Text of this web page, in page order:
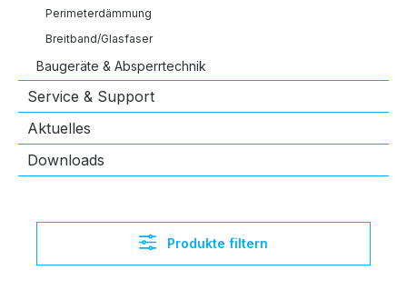
Perimeterdämmung
Breitband/Glasfaser
Baugeräte & Absperrtechnik
Service & Support
Aktuelles
Downloads
Produkte filtern